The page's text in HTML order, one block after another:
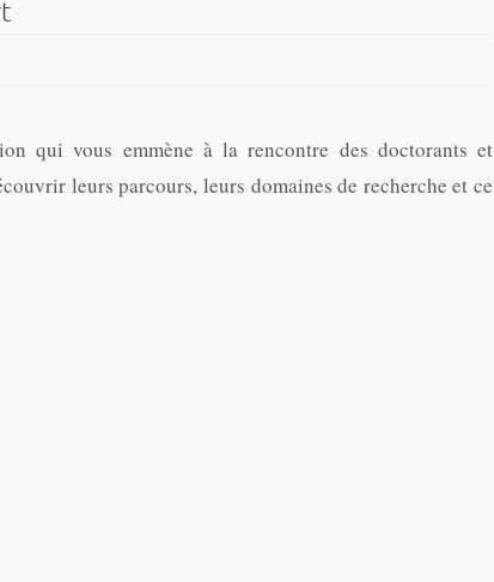
qui vous emmène à la rencontre des doctorants et
leurs parcours, leurs domaines de recherche et ce